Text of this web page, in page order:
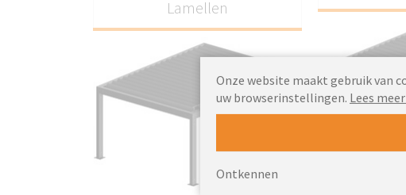
Lamellen
Onze website maakt gebruik van
uw browserinstellingen. Lees
Ontkennen